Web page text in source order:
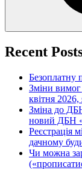
Recent
Безоплатну
Зміни вимог
квітня 2026,
Зміна до
новий ДБН
Реєстрація
дачному
Чи можна